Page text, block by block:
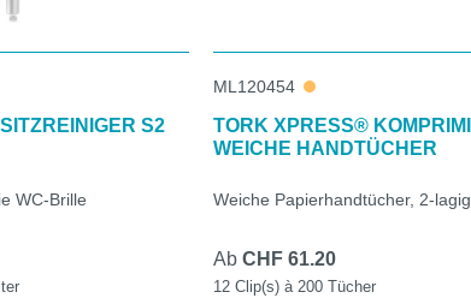
S2
WC-Brille
ML120454
TORK XPRESS®
WEICHE HANDTÜCHER
Weiche Papierhandtücher, 2-lagig
Ab CHF 61.20
12 Clip(s) à 200 Tücher